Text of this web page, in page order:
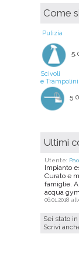
Come
Pulizia
Scivoli
e Trampolini
Ultimi
Utente:
Impianto
Curato e
famiglie.
acqua
06.01.2018
Sei stato
Scrivi